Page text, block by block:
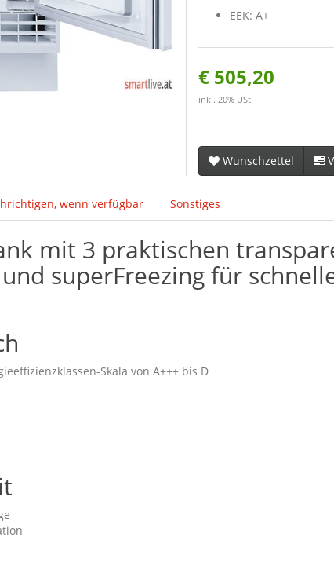
EEK: A+
€ 505,20
inkl. 20% USt.
Wunschzettel
wenn verfügbar Sonstiges
mit 3 praktischen
superFreezing für
Skala von A+++ bis D